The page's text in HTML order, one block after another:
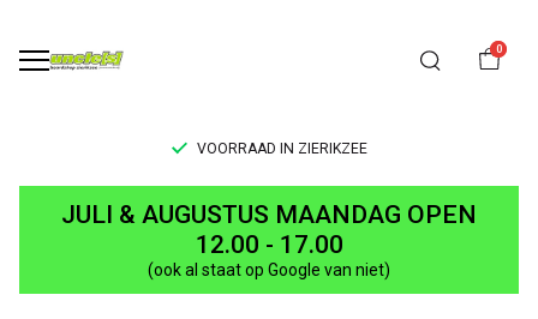
0
VOORRAAD IN ZIERIKZEE
SHORT-
JULI & AUGUSTUS MAANDAG OPEN
12.00 - 17.00
(ook al staat op Google van niet)